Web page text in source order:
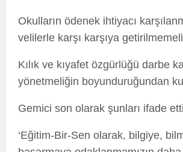
Okulların ödenek ihtiyacı
velilerle karşı karşıya
Kılık ve kıyafet özgürlüğü darbe
yönetmeliğin boyunduruğundan
Gemici son olarak şunları ifade
‘Eğitim-Bir-Sen olarak, bilgiye,